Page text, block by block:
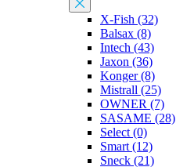
X-Fish (32)
Balsax (8)
Intech (43)
Jaxon (36)
Konger (8)
Mistrall (25)
OWNER (7)
SASAME (28)
Select (0)
Smart (12)
Sneck (21)